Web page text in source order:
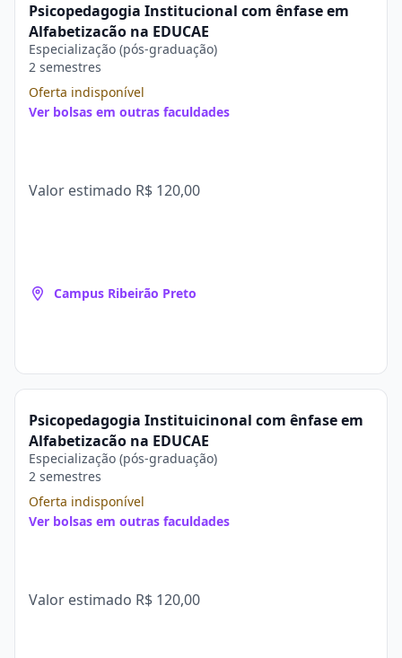
Psicopedagogia Institucional com ênfase em
Alfabetização na EDUCAE
Especialização (pós-graduação)
2 semestres
Oferta indisponível
Ver bolsas em outras faculdades
Valor estimado R$ 120,00
Campus Ribeirão Preto
Psicopedagogia Instituicinonal com ênfase em
Alfabetização na EDUCAE
Especialização (pós-graduação)
2 semestres
Oferta indisponível
Ver bolsas em outras faculdades
Valor estimado R$ 120,00